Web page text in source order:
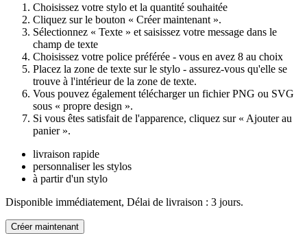
Choisissez votre stylo et la quantité souhaitée
Cliquez sur le bouton « Créer maintenant ».
Sélectionnez « Texte » et saisissez votre message dans le
champ de texte
Choisissez votre police préférée - vous en avez 8 au choix
Placez la zone de texte sur le stylo - assurez-vous qu'elle se
trouve à l'intérieur de la zone de texte.
Vous pouvez également télécharger un fichier PNG ou SVG
sous « propre design ».
Si vous êtes satisfait de l'apparence, cliquez sur « Ajouter au
panier ».
livraison rapide
personnaliser les stylos
à partir d'un stylo
Disponible immédiatement, Délai de livraison : 3 jours.
Créer maintenant